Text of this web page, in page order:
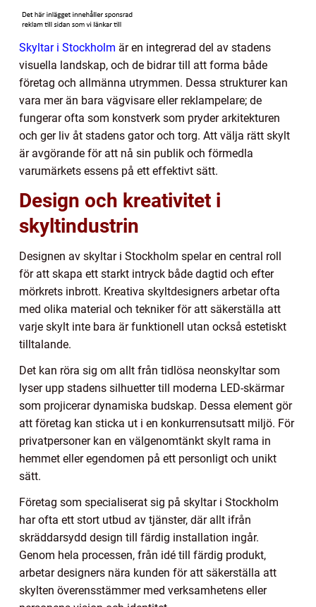
Skyltar i Stockholm är en integrerad del av stadens
visuella landskap, och de bidrar till att forma både
företag och allmänna utrymmen. Dessa strukturer kan
vara mer än bara vägvisare eller reklampelare; de
fungerar ofta som konstverk som pryder arkitekturen
och ger liv åt stadens gator och torg. Att välja rätt skylt
är avgörande för att nå sin publik och förmedla
varumärkets essens på ett effektivt sätt.
Design och kreativitet i
skyltindustrin
Designen av skyltar i Stockholm spelar en central roll
för att skapa ett starkt intryck både dagtid och efter
mörkrets inbrott. Kreativa skyltdesigners arbetar ofta
med olika material och tekniker för att säkerställa att
varje skylt inte bara är funktionell utan också estetiskt
tilltalande.
Det kan röra sig om allt från tidlösa neonskyltar som
lyser upp stadens silhuetter till moderna LED-skärmar
som projicerar dynamiska budskap. Dessa element gör
att företag kan sticka ut i en konkurrensutsatt miljö. För
privatpersoner kan en välgenomtänkt skylt rama in
hemmet eller egendomen på ett personligt och unikt
sätt.
Företag som specialiserat sig på skyltar i Stockholm
har ofta ett stort utbud av tjänster, där allt ifrån
skräddarsydd design till färdig installation ingår.
Genom hela processen, från idé till färdig produkt,
arbetar designers nära kunden för att säkerställa att
skylten överensstämmer med verksamhetens eller